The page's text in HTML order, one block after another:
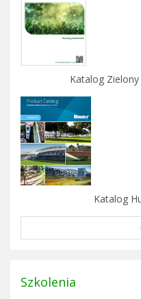
Katalog
Katalog
Szkolenia